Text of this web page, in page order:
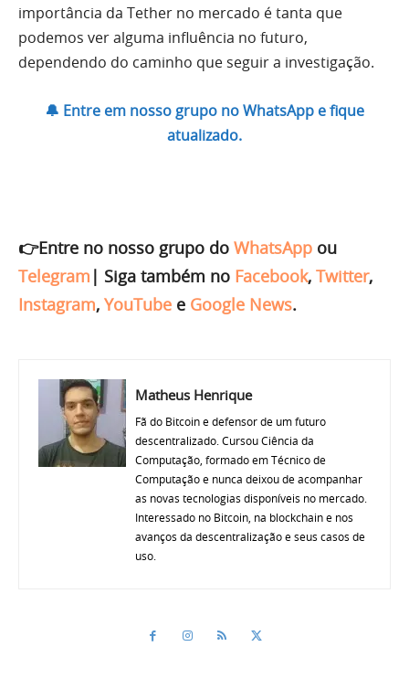
importância da Tether no mercado é tanta que
podemos ver alguma influência no futuro,
dependendo do caminho que seguir a investigação.
🔔 Entre em nosso grupo no WhatsApp e fique
atualizado.
👉Entre no nosso grupo do WhatsApp ou
Telegram | Siga também no Facebook, Twitter,
Instagram, YouTube e Google News.
Matheus Henrique
Fã do Bitcoin e defensor de um futuro
descentralizado. Cursou Ciência da
Computação, formado em Técnico de
Computação e nunca deixou de acompanhar
as novas tecnologias disponíveis no mercado.
Interessado no Bitcoin, na blockchain e nos
avanços da descentralização e seus casos de
uso.